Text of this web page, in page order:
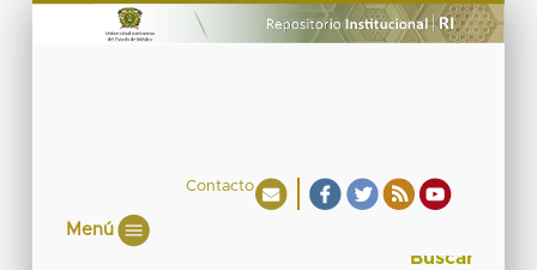
Contacto
Menú
Buscar